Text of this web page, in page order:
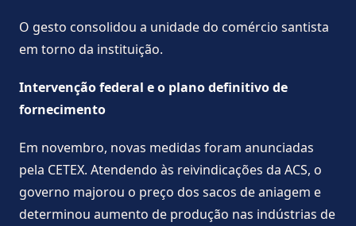
O gesto consolidou a unidade do comércio santista
em torno da instituição.
Intervenção federal e o plano definitivo de
fornecimento
Em novembro, novas medidas foram anunciadas
pela CETEX. Atendendo às reivindicações da ACS, o
governo majorou o preço dos sacos de aniagem e
determinou aumento de produção nas indústrias de